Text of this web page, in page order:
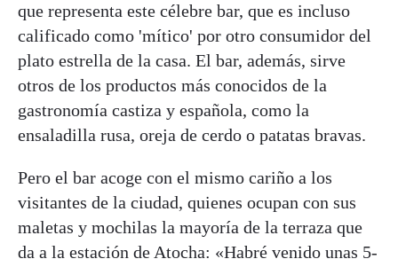
que representa este célebre bar, que es incluso
calificado como 'mítico' por otro consumidor del
plato estrella de la casa. El bar, además, sirve
otros de los productos más conocidos de la
gastronomía castiza y española, como la
ensaladilla rusa, oreja de cerdo o patatas bravas.
Pero el bar acoge con el mismo cariño a los
visitantes de la ciudad, quienes ocupan con sus
maletas y mochilas la mayoría de la terraza que
da a la estación de Atocha: «Habré venido unas 5-